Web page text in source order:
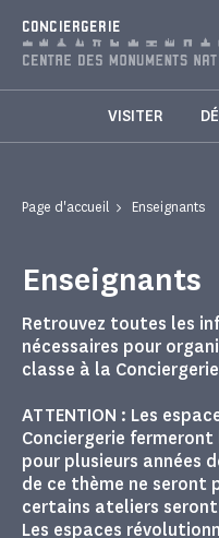
CONCIERGERIE
VISITER
Page d'accueil Enseignants
Enseignants
Retrouvez toutes les
nécessaires pour
classe à la
ATTENTION : Les
Conciergerie
pour plusieurs années
de ce thème ne seront
certains ateliers
Les espaces